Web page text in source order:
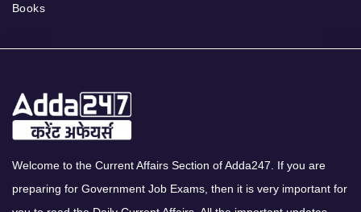
Books
Welcome to the Current Affairs Section of Adda247. If you are
preparing for Government Job Exams, then it is very important for